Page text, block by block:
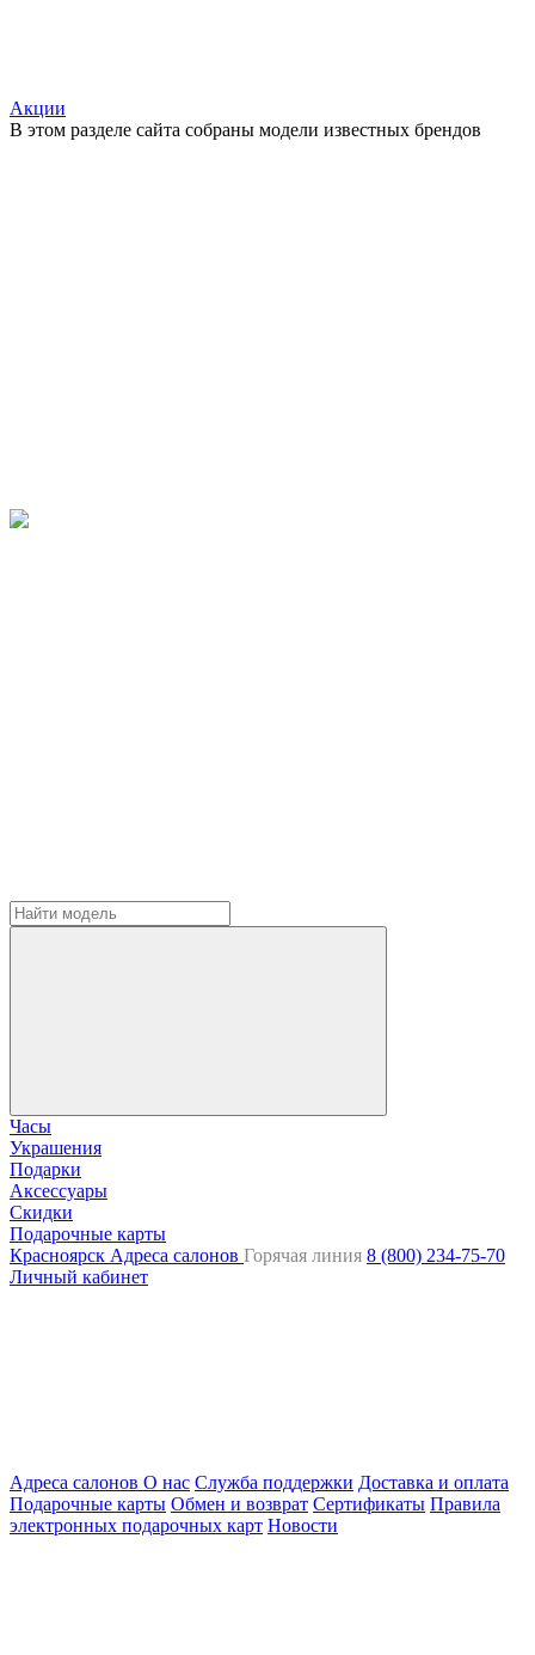
Акции
В этом разделе сайта собраны модели известных брендов
Часы
Украшения
Подарки
Аксессуары
Скидки
Подарочные карты
Красноярск Адреса салонов Горячая линия 8 (800) 234-75-70
Личный кабинет
Адреса салонов О нас Служба поддержки Доставка и оплата
Подарочные карты Обмен и возврат Сертификаты Правила
электронных подарочных карт Новости